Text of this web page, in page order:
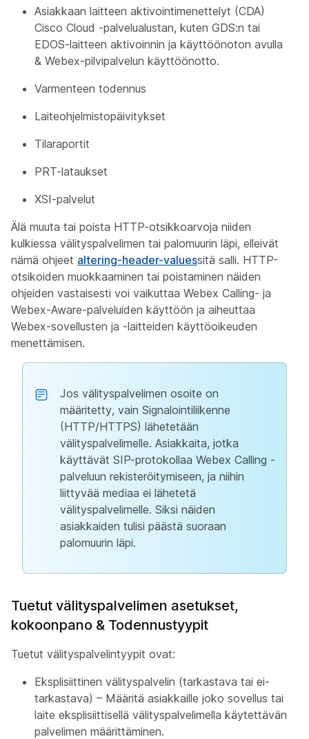
Asiakkaan laitteen aktivointimenettelyt (CDA)
Cisco Cloud -palvelualustan, kuten GDS:n tai
EDOS-laitteen aktivoinnin ja käyttöönoton avulla
& Webex-pilvipalvelun käyttöönotto.
Varmenteen todennus
Laiteohjelmistopäivitykset
Tilaraportit
PRT-lataukset
XSI-palvelut
Älä muuta tai poista HTTP-otsikkoarvoja niiden
kulkiessa välityspalvelimen tai palomuurin läpi, elleivät
nämä ohjeet altering-header-valuessitä salli. HTTP-
otsikoiden muokkaaminen tai poistaminen näiden
ohjeiden vastaisesti voi vaikuttaa Webex Calling- ja
Webex-Aware-palveluiden käyttöön ja aiheuttaa
Webex-sovellusten ja -laitteiden käyttöoikeuden
menettämisen.
Jos välityspalvelimen osoite on
määritetty, vain Signalointiliikenne
(HTTP/HTTPS) lähetetään
välityspalvelimelle. Asiakkaita, jotka
käyttävät SIP-protokollaa Webex Calling -
palveluun rekisteröitymiseen, ja niihin
liittyvää mediaa ei lähetetä
välityspalvelimelle. Siksi näiden
asiakkaiden tulisi päästä suoraan
palomuurin läpi.
Tuetut välityspalvelimen asetukset,
kokoonpano & Todennustyypit
Tuetut välityspalvelintyypit ovat:
Eksplisiittinen välityspalvelin (tarkastava tai ei-
tarkastava) – Määritä asiakkaille joko sovellus tai
laite eksplisiittisellä välityspalvelimella käytettävän
palvelimen määrittäminen.